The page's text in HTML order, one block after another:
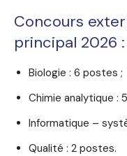
Concours
principal 2026
Biologie : 6 postes ;
Chimie analytique :
Informatique –
Qualité : 2 postes.